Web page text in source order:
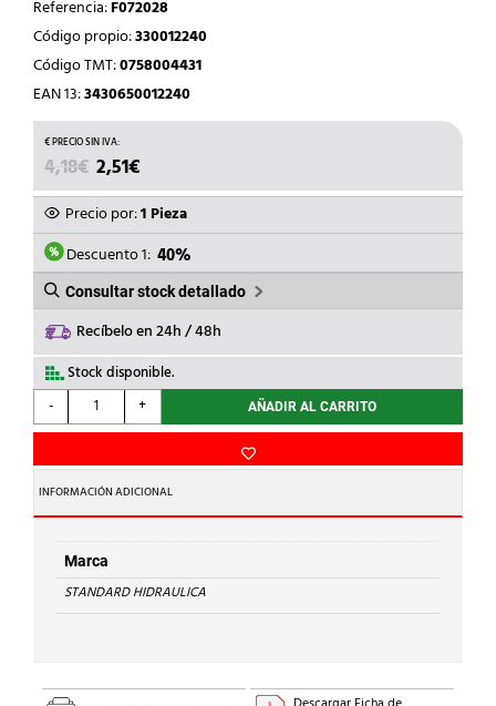
Referencia:F072028
Código propio:330012240
Código TMT:0758004431
EAN 13:3430650012240
4,18€ EL
PRECIO
ORIGINAL
ERA:
4,18€.
2,51€
PRECIO
ACTUAL
ES:
2,51€.
Precio por:1 Pieza
Descuento 1: 40%
Consultar stock detallado
Recíbelo en 24h / 48h
Stock disponible.
-
STANDARD
HIDRAULICA
CURVA
90
H-
H
2A
Cu
28
+ AÑADIR AL CARRITO
INFORMACIÓN ADICIONAL
Marca
STANDARD HIDRAULICA